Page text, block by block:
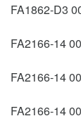
FA1862-D3
FA2166-14
FA2166-14
FA2166-14